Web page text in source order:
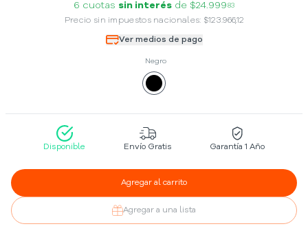
6 cuotas sin interés de $24.999 83
Precio sin impuestos nacionales: $123.966,12
Ver medios de pago
Negro
Disponible Envío Gratis Garantía 1 Año
Agregar al carrito
Agregar a una lista